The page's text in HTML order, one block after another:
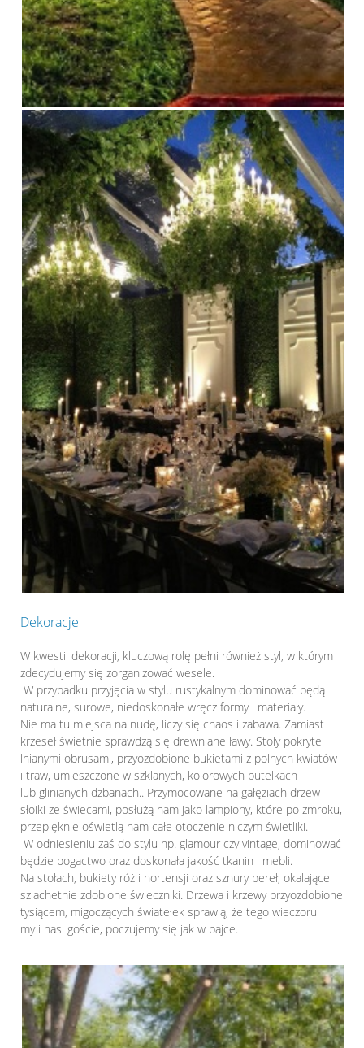
Dekoracje
W kwestii dekoracji, kluczową rolę pełni również styl, w którym
zdecydujemy się zorganizować wesele.
W przypadku przyjęcia w stylu rustykalnym dominować będą
naturalne, surowe, niedoskonałe wręcz formy i materiały.
Nie ma tu miejsca na nudę, liczy się chaos i zabawa. Zamiast
krzeseł świetnie sprawdzą się drewniane ławy. Stoły pokryte
lnianymi obrusami, przyozdobione bukietami z polnych kwiatów
i traw, umieszczone w szklanych, kolorowych butelkach
lub glinianych dzbanach.. Przymocowane na gałęziach drzew
słoiki ze świecami, posłużą nam jako lampiony, które po zmroku,
przepięknie oświetlą nam całe otoczenie niczym świetliki.
W odniesieniu zaś do stylu np. glamour czy vintage, dominować
będzie bogactwo oraz doskonała jakość tkanin i mebli.
Na stołach, bukiety róż i hortensji oraz sznury pereł, okalające
szlachetnie zdobione świeczniki. Drzewa i krzewy przyozdobione
tysiącem, migoczących światełek sprawią, że tego wieczoru
my i nasi goście, poczujemy się jak w bajce.